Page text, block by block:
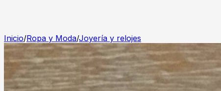
Inicio/Ropa y Moda/Joyería y relojes